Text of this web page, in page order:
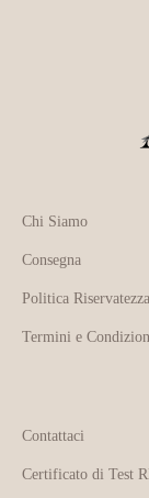
Chi Siamo
Consegna
Politica Riservatezza
Termini e
Contattaci
Certificato di Test